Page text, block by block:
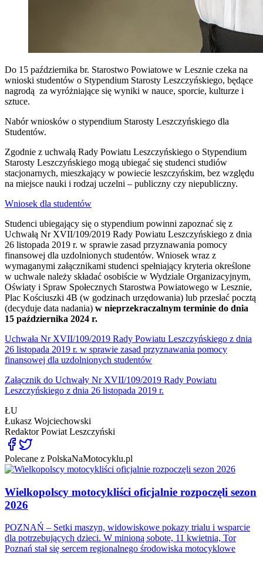
Do 15 października br. Starostwo Powiatowe w Lesznie czeka na
wnioski studentów o Stypendium Starosty Leszczyńskiego, będące
nagrodą za wyróżniające się wyniki w nauce, sporcie, kulturze i
sztuce.
Nabór wniosków o stypendium Starosty Leszczyńskiego dla
Studentów.
Zgodnie z uchwałą Rady Powiatu Leszczyńskiego o Stypendium
Starosty Leszczyńskiego mogą ubiegać się studenci studiów
stacjonarnych, mieszkający w powiecie leszczyńskim, bez względu
na miejsce nauki i rodzaj uczelni – publiczny czy niepubliczny.
Wniosek dla studentów
Studenci ubiegający się o stypendium powinni zapoznać się z
Uchwałą Nr XVII/109/2019 Rady Powiatu Leszczyńskiego z dnia
26 listopada 2019 r. w sprawie zasad przyznawania pomocy
finansowej dla uzdolnionych studentów. Wniosek wraz z
wymaganymi załącznikami studenci spełniający kryteria określone
w uchwale należy składać osobiście w Wydziale Organizacyjnym,
Oświaty i Spraw Społecznych Starostwa Powiatowego w Lesznie,
Plac Kościuszki 4B (w godzinach urzędowania) lub przesłać pocztą
(decyduje data nadania) w nieprzekraczalnym terminie do dnia
15 października 2024 r.
Uchwała Nr XVII/109/2019 Rady Powiatu Leszczyńskiego z dnia
26 listopada 2019 r. w sprawie zasad przyznawania pomocy
finansowej dla uzdolnionych studentów
Załącznik do Uchwały Nr XVII/109/2019 Rady Powiatu
Leszczyńskiego z dnia 26 listopada 2019 r.
ŁU
Łukasz Wojciechowski
RedaktorPowiat Leszczyński
Polecane z PolskaNaMotocyklu.pl
Wielkopolscy motocykliści oficjalnie rozpoczęli sezon
2026
POZNAŃ – Setki maszyn, widowiskowe pokazy trialu i wsparcie
dla potrzebujących dzieci. W minioną sobotę, 11 kwietnia, Tor
Poznań stał się sercem regionalnego środowiska motocyklowe